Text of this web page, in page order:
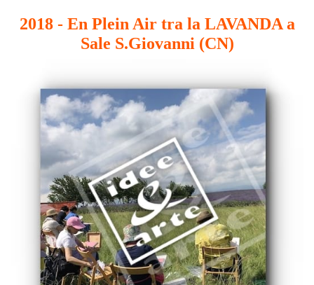
2018 - En Plein Air tra la LAVANDA a
Sale S.Giovanni (CN)